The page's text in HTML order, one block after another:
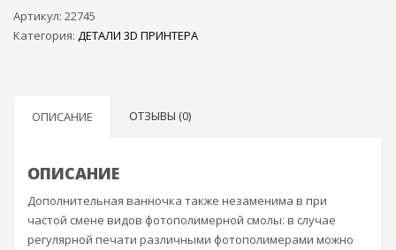
Артикул: 22745
Категория: ДЕТАЛИ 3D ПРИНТЕРА
ОПИСАНИЕ ОТЗЫВЫ (0)
ОПИСАНИЕ
Дополнительная ванночка также незаменима в при
частой смене видов фотополимерной смолы: в случае
регулярной печати различными фотополимерами можно